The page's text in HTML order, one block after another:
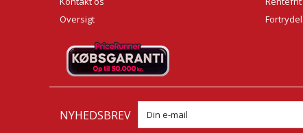
Oversigt
NYHEDSBREV